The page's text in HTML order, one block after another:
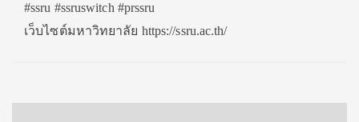
#ssru #ssruswitch #prssru
เว็บไซต์มหาวิทยาลัย https://ssru.ac.th/